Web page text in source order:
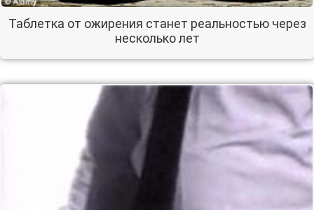
Таблетка от ожирения станет реальностью через
несколько лет